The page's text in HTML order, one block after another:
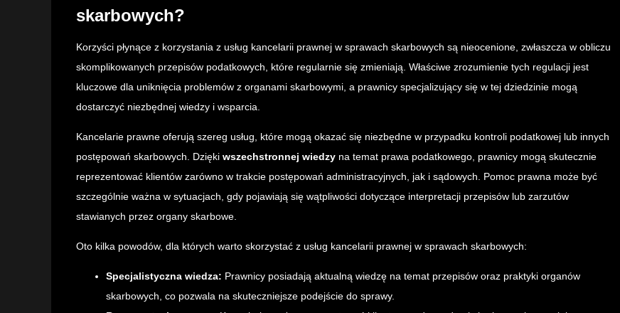
skarbowych?
Korzyści płynące z korzystania z usług kancelarii prawnej w sprawach skarbowych są nieocenione, zwłaszcza w obliczu
skomplikowanych przepisów podatkowych, które regularnie się zmieniają. Właściwe zrozumienie tych regulacji jest
kluczowe dla uniknięcia problemów z organami skarbowymi, a prawnicy specjalizujący się w tej dziedzinie mogą
dostarczyć niezbędnej wiedzy i wsparcia.
Kancelarie prawne oferują szereg usług, które mogą okazać się niezbędne w przypadku kontroli podatkowej lub innych
postępowań skarbowych. Dzięki wszechstronnej wiedzy na temat prawa podatkowego, prawnicy mogą skutecznie
reprezentować klientów zarówno w trakcie postępowań administracyjnych, jak i sądowych. Pomoc prawna może być
szczególnie ważna w sytuacjach, gdy pojawiają się wątpliwości dotyczące interpretacji przepisów lub zarzutów
stawianych przez organy skarbowe.
Oto kilka powodów, dla których warto skorzystać z usług kancelarii prawnej w sprawach skarbowych:
Specjalistyczna wiedza: Prawnicy posiadają aktualną wiedzę na temat przepisów oraz praktyki organów
skarbowych, co pozwala na skuteczniejsze podejście do sprawy.